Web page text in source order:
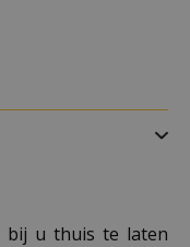
bij u thuis te laten